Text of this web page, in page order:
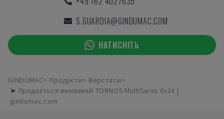
S.GUARDIA@GINDUMAC.COM
НАТИСНІТЬ
GINDUMAC Продукти
Верстати
➤ Продається вживаний TORNOS MultiSwiss 6x14 |
gindumac.com